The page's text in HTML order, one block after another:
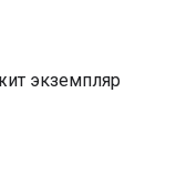
экземпляр